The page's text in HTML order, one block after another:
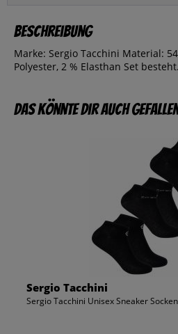
Beschreibung
Marke: Sergio Tacchini Material:
Polyester, 2 % Elasthan Set
Das könnte dir auch
Sergio Tacchini
Sergio Tacchini Unisex Sneaker